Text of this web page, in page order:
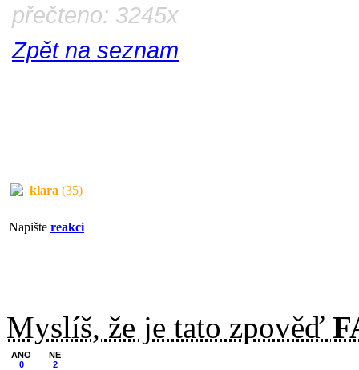
přečteno: 3245x
Zpět na seznam
klara (35)
Napište reakci
Myslíš, že je tato zpověď
ANO
0
NE
2